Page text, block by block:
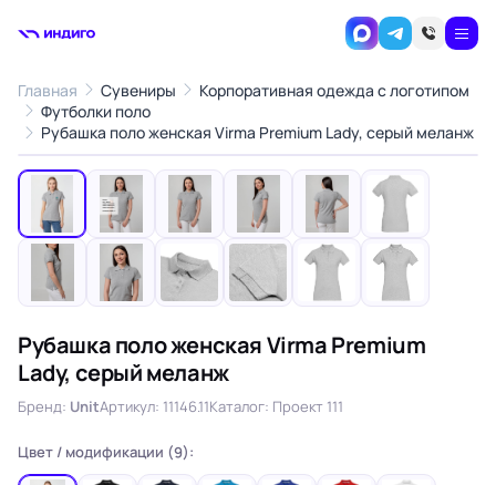
Главная Сувениры
Корпоративная одежда с логотипом
Футболки поло
Рубашка поло женская Virma Premium Lady, серый меланж
‹ ›
1/12
Рубашка поло женская Virma Premium
Lady, серый меланж
Бренд: UnitАртикул: 11146.11Каталог: Проект 111
Цвет / модификации (9):